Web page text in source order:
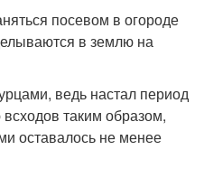
посевом в огороде
в землю на
ведь настал период
таким образом,
оставалось не менее